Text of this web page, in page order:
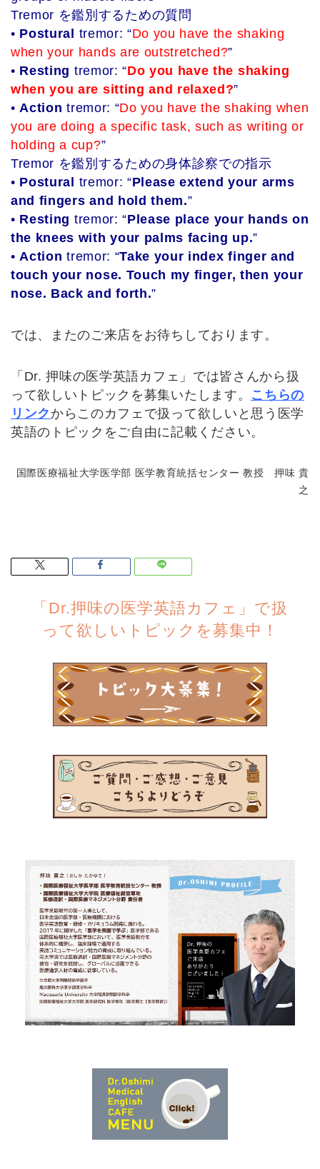
Tremor を鑑別するための質問
• Postural tremor: “Do you have the shaking
when your hands are outstretched?”
• Resting tremor: “Do you have the shaking
when you are sitting and relaxed?”
• Action tremor: “Do you have the shaking when
you are doing a specific task, such as writing or
holding a cup?”
Tremor を鑑別するための身体診察での指示
• Postural tremor: “Please extend your arms
and fingers and hold them.”
• Resting tremor: “Please place your hands on
the knees with your palms facing up.”
• Action tremor: “Take your index finger and
touch your nose. Touch my finger, then your
nose. Back and forth.”
では、またのご来店をお待ちしております。
「Dr. 押味の医学英語カフェ」では皆さんから扱
って欲しいトピックを募集いたします。 こちらの
リンク からこのカフェで扱って欲しいと思う医学
英語のトピックをご自由に記載ください。
国際医療福祉大学医学部 医学教育統括センター 教授 押味 貴
之
「Dr.押味の医学英語カフェ」で扱
って欲しいトピックを募集中！